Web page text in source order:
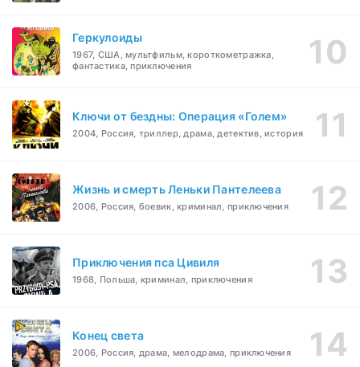
Геркулоиды
1967, США, мультфильм, короткометражка,
фантастика, приключения
Ключи от бездны: Операция «Голем»
2004, Россия, триллер, драма, детектив, история
Жизнь и смерть Леньки Пантелеева
2006, Россия, боевик, криминал, приключения
Приключения пса Цивиля
1968, Польша, криминал, приключения
Конец света
2006, Россия, драма, мелодрама, приключения